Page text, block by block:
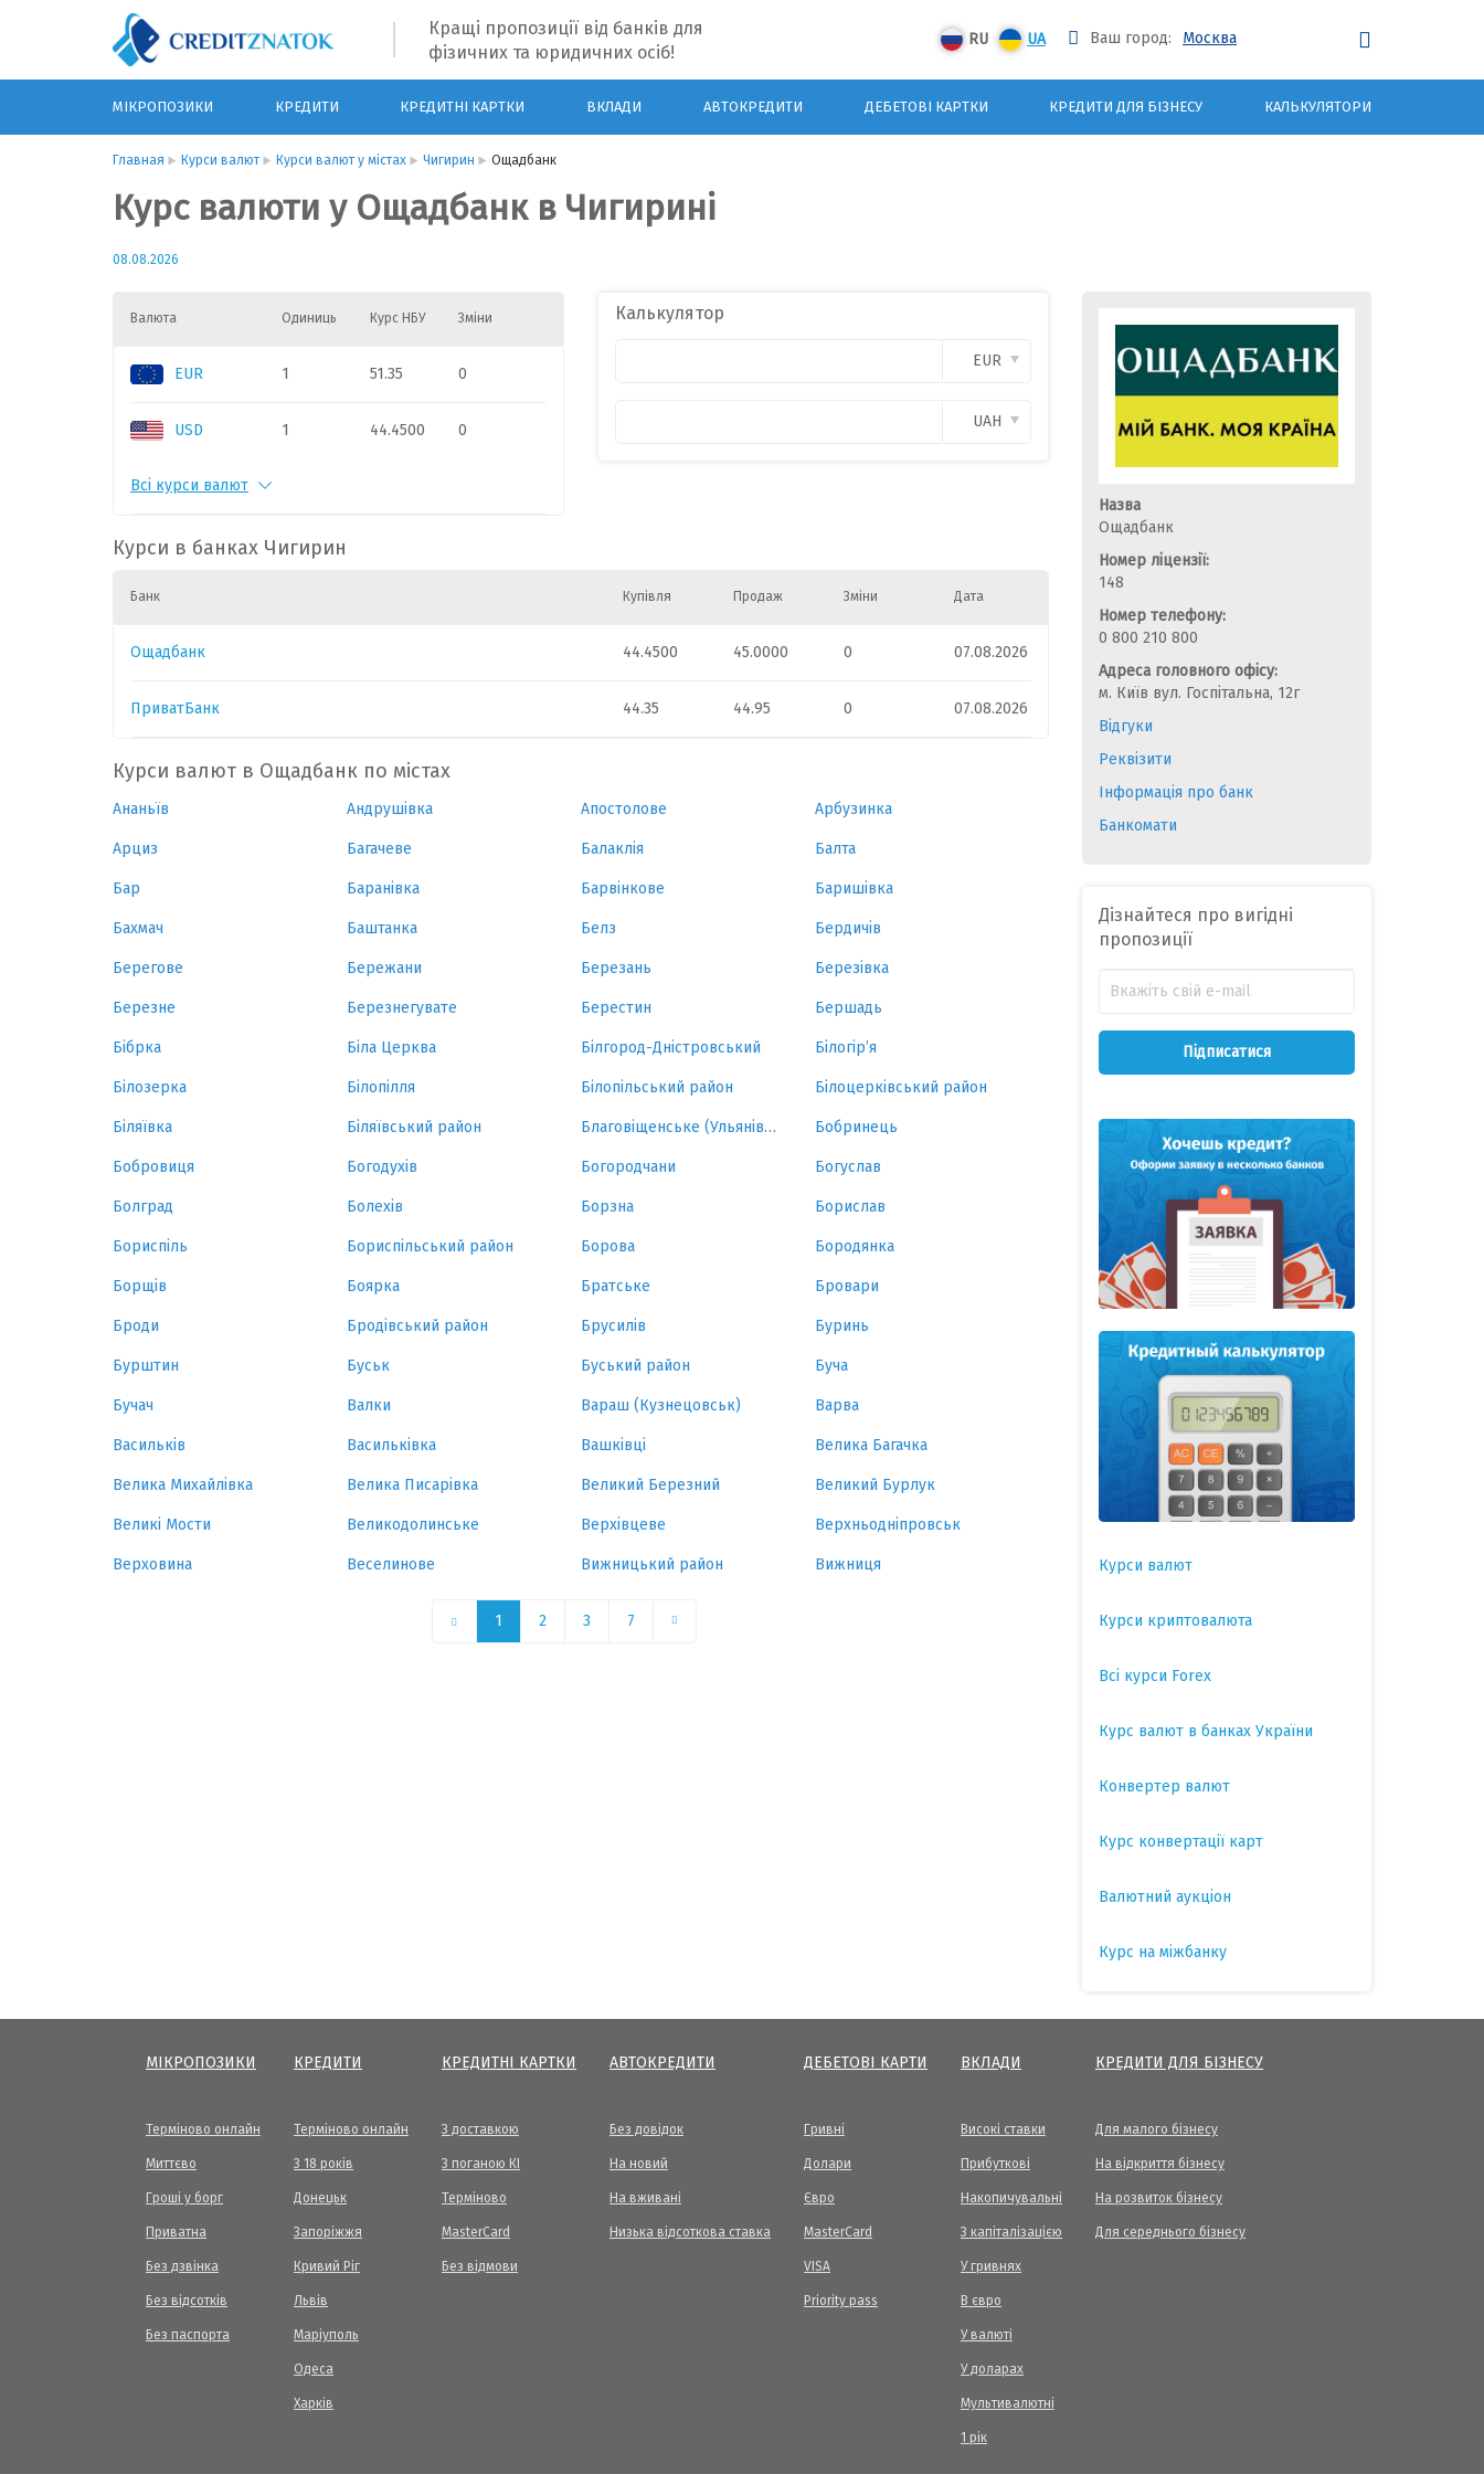
Кращі пропозиції від банків для
фізичних та юридичних осіб!
RU UA Ваш город: Москва
МІКРОПОЗИКИ КРЕДИТИ КРЕДИТНІ КАРТКИ ВКЛАДИ АВТОКРЕДИТИ ДЕБЕТОВІ КАРТКИ КРЕДИТИ ДЛЯ БІЗНЕСУ КАЛЬКУЛЯТОРИ
Главная Курси валют Курси валют у містах Чигирин Ощадбанк
Курс валюти у Ощадбанк в Чигирині
08.08.2026
Валюта Одиниць Курс НБУ Зміни
EUR 1 51.35 0
USD 1 44.4500 0
PLN
CAD 1
GBP
HUF
Всі курси валют
Калькулятор
EUR
UAH
Курси в банках Чигирин
Банк Купівля Продаж Зміни Дата
Ощадбанк 44.4500 45.0000 0 07.08.2026
ПриватБанк 44.35 44.95 0 07.08.2026
Курси валют в Ощадбанк по містах
Ананьїв Андрушівка Апостолове Арбузинка
Арциз Багачеве Балаклія Балта
Бар Баранівка Барвінкове Баришівка
Бахмач Баштанка Белз Бердичів
Берегове Бережани Березань Березівка
Березне Березнегувате Берестин Бершадь
Бібрка Біла Церква Білгород-Дністровський Білогір’я
Білозерка Білопілля Білопільський район Білоцерківський район
Біляївка Біляївський район Благовіщенське (Ульянівка) Бобринець
Бобровиця Богодухів Богородчани Богуслав
Болград Болехів Борзна Борислав
Бориспіль Бориспільський район Борова Бородянка
Борщів Боярка Братське Бровари
Броди Бродівський район Брусилів Буринь
Бурштин Буськ Буський район Буча
Бучач Валки Вараш (Кузнецовськ) Варва
Васильків Васильківка Вашківці Велика Багачка
Велика Михайлівка Велика Писарівка Великий Березний Великий Бурлук
Великі Мости Великодолинське Верхівцеве Верхньодніпровськ
Верховина Веселинове Вижницький район Вижниця
1 2 3 7
Назва
Ощадбанк
Номер ліцензії:
148
Номер телефону:
0 800 210 800
Адреса головного офісу:
м. Київ вул. Госпітальна, 12г
Відгуки
Реквізити
Інформація про банк
Банкомати
Дізнайтеся про вигідні
пропозиції
Підписатися
Курси валют
Курси криптовалюта
Всі курси Forex
Курс валют в банках України
Конвертер валют
Курс конвертації карт
Валютний аукціон
Курс на міжбанку
МІКРОПОЗИКИ
Терміново онлайн
Миттєво
Гроші у борг
Приватна
Без дзвінка
Без відсотків
Без паспорта
КРЕДИТИ
Терміново онлайн
З 18 років
Донецьк
Запоріжжя
Кривий Ріг
Львів
Маріуполь
Одеса
Харків
КРЕДИТНІ КАРТКИ
З доставкою
З поганою КІ
Терміново
МasterCard
Без відмови
АВТОКРЕДИТИ
Без довідок
На новий
На вживані
Низька відсоткова ставка
ДЕБЕТОВІ КАРТИ
Гривні
Долари
Євро
MasterCard
VISA
Priority pass
ВКЛАДИ
Високі ставки
Прибуткові
Накопичувальні
З капіталізацією
У гривнях
В євро
У валюті
У доларах
Мультивалютні
1 рік
КРЕДИТИ ДЛЯ БІЗНЕСУ
Для малого бізнесу
На відкриття бізнесу
На розвиток бізнесу
Для середнього бізнесу